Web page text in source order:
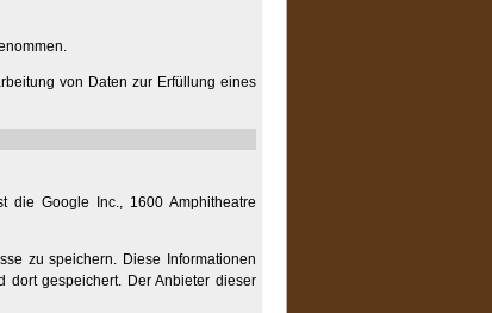
von Daten zur Erfüllung eines
die Google Inc., 1600 Amphitheatre
zu speichern. Diese Informationen
gespeichert. Der Anbieter dieser